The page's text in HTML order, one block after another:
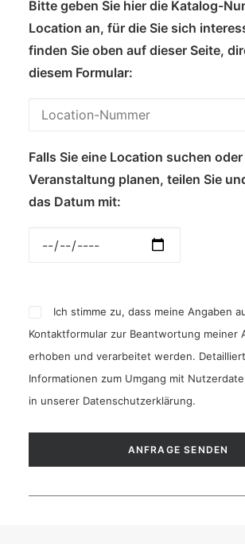
Bitte geben Sie hier die Katalog-
Location an, für die Sie sich
finden Sie oben auf dieser Seite,
diesem Formular:
Falls Sie eine Location suchen
Veranstaltung planen, teilen Sie
das Datum mit:
Ich stimme zu, dass meine Angaben
Kontaktformular zur Beantwortung meiner
erhoben und verarbeitet werden.
Informationen zum Umgang mit
in unserer Datenschutzerklärung.